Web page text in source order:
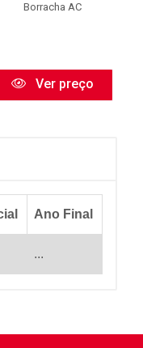
Borracha AC
Ver preço
Ano Final
...